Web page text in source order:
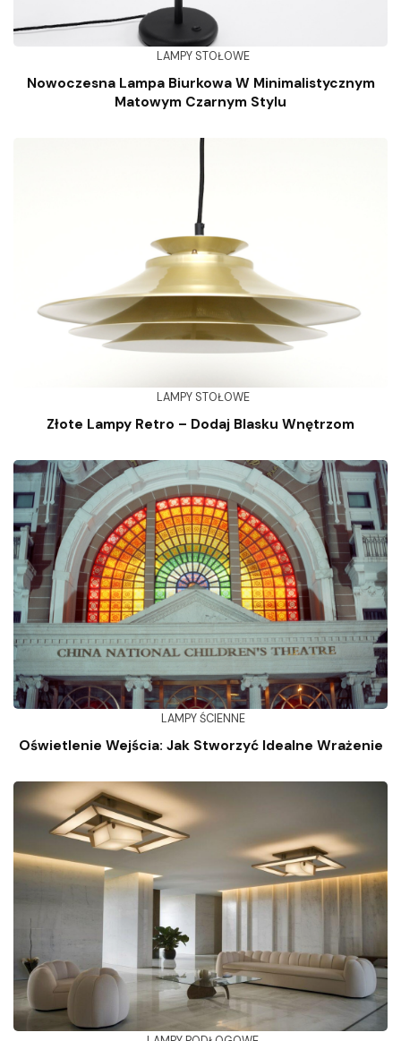
LAMPY STOŁOWE
Nowoczesna Lampa Biurkowa W Minimalistycznym
Matowym Czarnym Stylu
LAMPY STOŁOWE
Złote Lampy Retro – Dodaj Blasku Wnętrzom
LAMPY ŚCIENNE
Oświetlenie Wejścia: Jak Stworzyć Idealne Wrażenie